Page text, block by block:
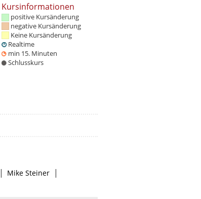
Kursinformationen
positive Kursänderung
negative Kursänderung
Keine Kursänderung
Realtime
min 15. Minuten
Schlusskurs
| Mike Steiner |